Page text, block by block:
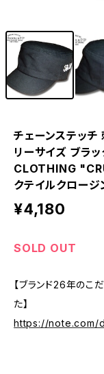
チェーンステッ
リーサイズ ブラ
CLOTHING
クテイルクロー
¥4,180
SOLD OUT
【ブランド26年の
た】
https://note.com/